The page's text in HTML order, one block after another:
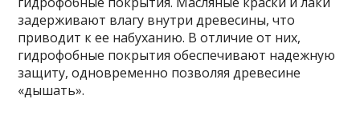
задерживают влагу внутри древесины, что
приводит к ее набуханию. В отличие от них,
гидрофобные покрытия обеспечивают надежную
защиту, одновременно позволяя древесине
«дышать».